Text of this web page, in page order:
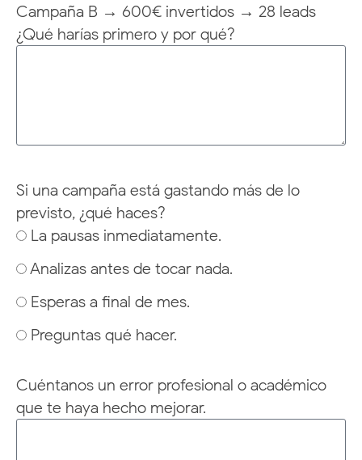
Campaña B → 600€ invertidos → 28 leads
¿Qué harías primero y por qué?
Si una campaña está gastando más de lo
previsto, ¿qué haces?
La pausas inmediatamente.
Analizas antes de tocar nada.
Esperas a final de mes.
Preguntas qué hacer.
Cuéntanos un error profesional o académico
que te haya hecho mejorar.